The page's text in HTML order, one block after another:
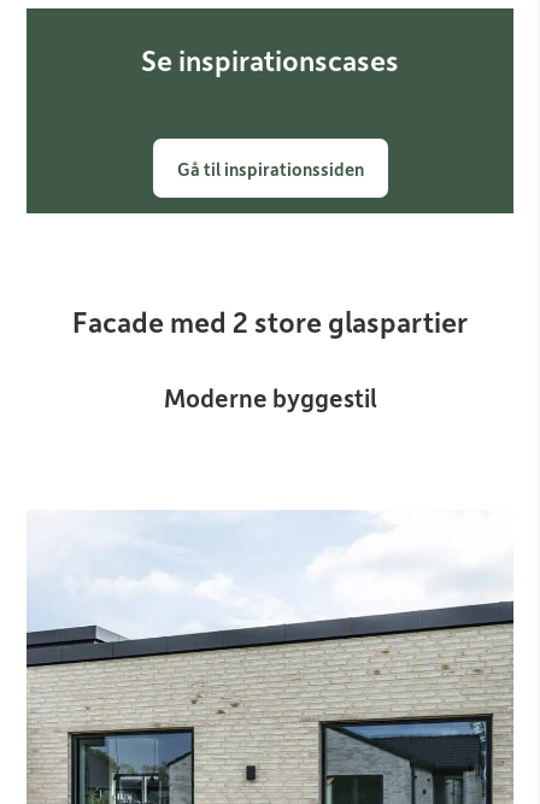
Se inspirationscases
Gå til inspirationssiden
Facade med 2 store glaspartier
Moderne byggestil​